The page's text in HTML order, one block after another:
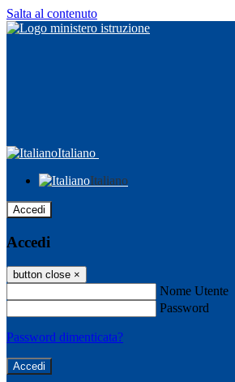
Salta al contenuto
Italiano
Italiano
Accedi
Accedi
button close ×
Nome Utente
Password
Password dimenticata?